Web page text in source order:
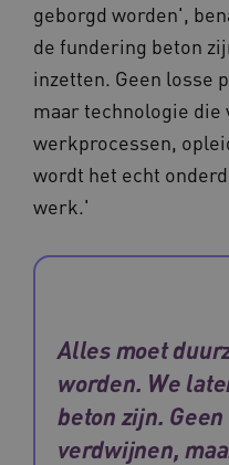
geborgd worden',
de fundering beton
inzetten. Geen losse
maar technologie die
werkprocessen,
wordt het echt
werk.'
Alles moet
worden. We
beton zijn.
verdwijnen,
__Secure-YNID
_ga
Naam